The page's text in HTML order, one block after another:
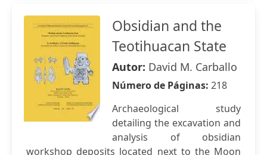
Obsidian and the
Teotihuacan State
Autor: David M. Carballo
Número de Páginas: 218
Archaeological study
detailing the excavation and
analysis of obsidian
workshop deposits located next to the Moon